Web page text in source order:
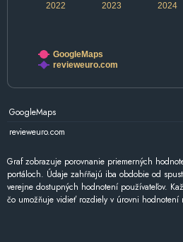
2022 2024
2023
GoogleMaps
revieweuro.com
GoogleMaps
revieweuro.com
Graf zobrazuje porovnanie priemerných
portáloch. Údaje zahŕňajú iba obdobie od
verejne dostupných hodnotení používateľov.
čo umožňuje vidieť rozdiely v úrovni hodnotení